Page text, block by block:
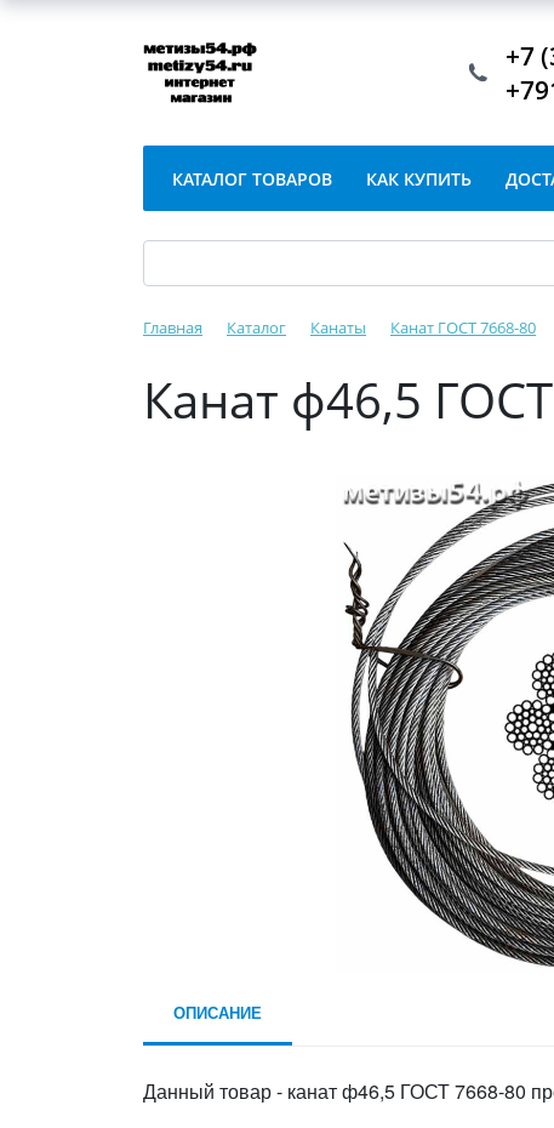
+7
КАТАЛОГ ТОВАРОВ КАК КУПИТЬ
Главная Каталог Канаты Канат ГОСТ 7668-80
Канат ф46,5
ОПИСАНИЕ
Данный товар - канат ф46,5 ГОСТ 7668-80